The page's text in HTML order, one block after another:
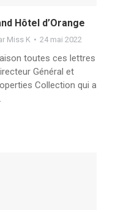
Hôtel d’Orange
Miss K 24 mai 2022
toutes ces lettres
Général et
Collection qui a